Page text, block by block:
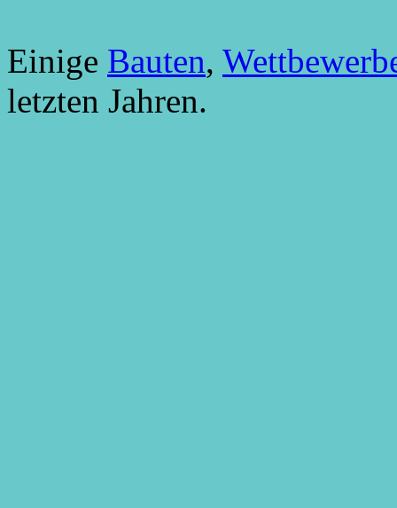
Einige Bauten,
letzten Jahren.